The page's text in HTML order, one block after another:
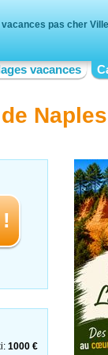
pas cher
vacances
Naples
!
1000 €